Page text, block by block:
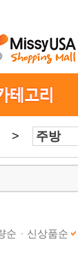
>
순 신상품순